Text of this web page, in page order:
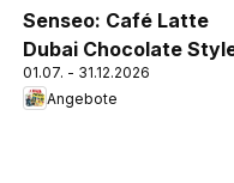
Senseo: Café Latte
Dubai Chocolate
01.07. - 31.12.2026
Angebote